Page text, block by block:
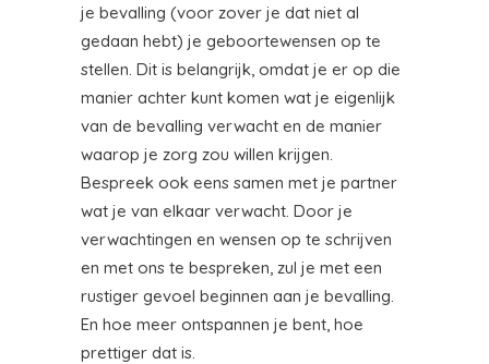
je bevalling (voor zover je dat niet al
gedaan hebt) je geboortewensen op te
stellen. Dit is belangrijk, omdat je er op die
manier achter kunt komen wat je eigenlijk
van de bevalling verwacht en de manier
waarop je zorg zou willen krijgen.
Bespreek ook eens samen met je partner
wat je van elkaar verwacht. Door je
verwachtingen en wensen op te schrijven
en met ons te bespreken, zul je met een
rustiger gevoel beginnen aan je bevalling.
En hoe meer ontspannen je bent, hoe
prettiger dat is.